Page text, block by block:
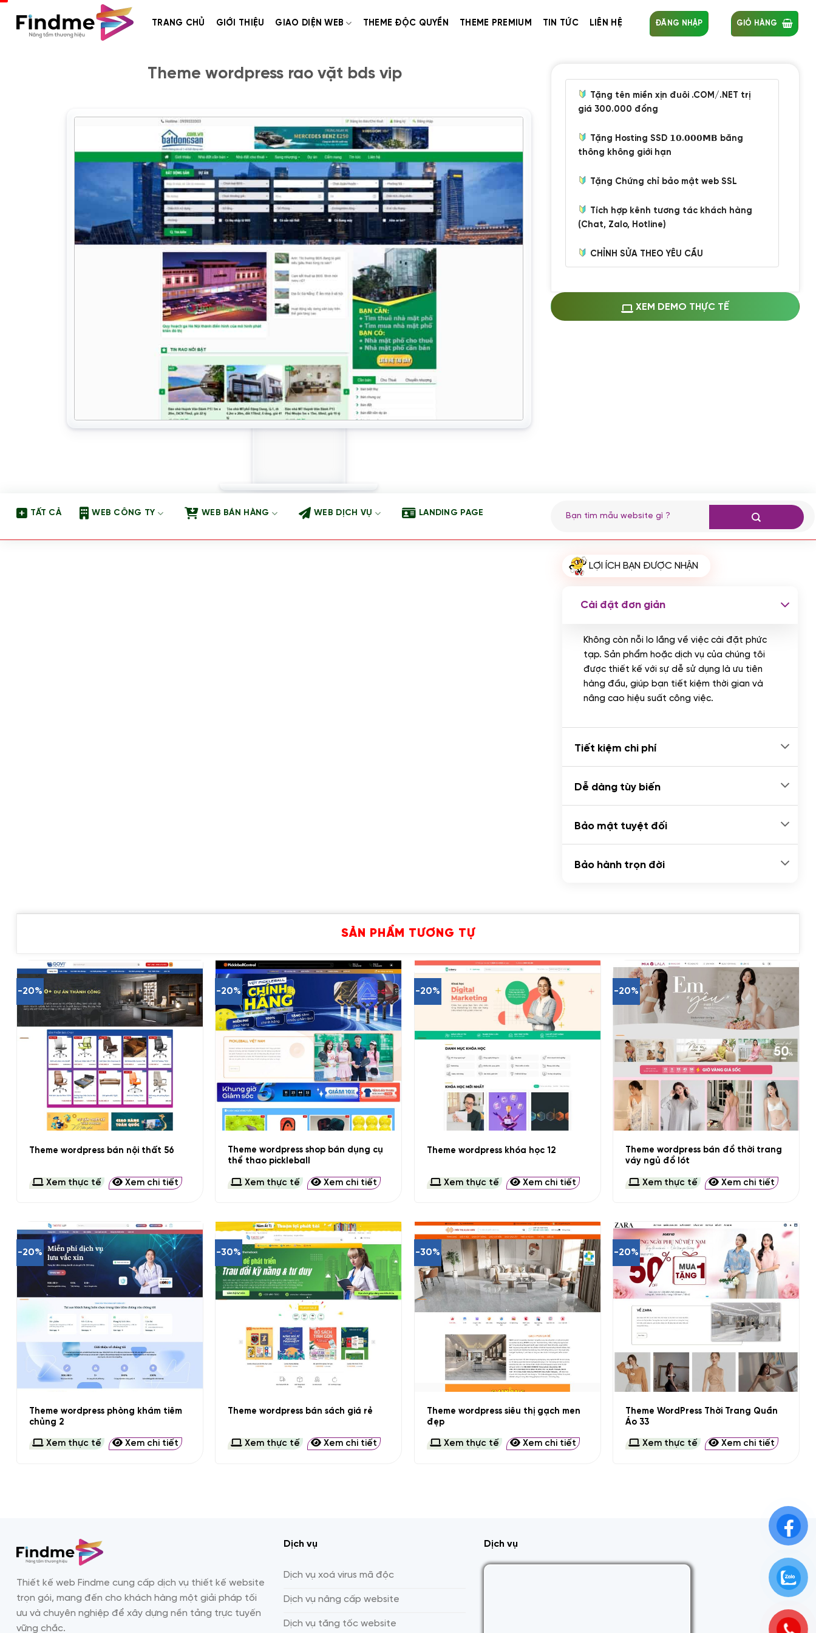
TRANG CHỦ GIỚI THIỆU GIAO DIỆN WEB THEME ĐỘC QUYỀN THEME PREMIUM TIN TỨC LIÊN HỆ ĐĂNG NHẬP GIỎ HÀNG
Theme wordpress rao vặt bds vip
Tặng tên miền xịn đuôi .COM/.NET trị
giá 300.000 đồng
Tặng Hosting SSD 𝟭𝟬.𝟬𝟬𝟬𝗠𝗕 băng
thông không giới hạn
Tặng Chứng chỉ bảo mật web SSL
Tích hợp kênh tương tác khách hàng
(Chat, Zalo, Hotline)
CHỈNH SỬA THEO YÊU CẦU
Thay logo + thông tin doanh nghiệp
(+100.000 VND)
Cài đặt plugin theo yêu cầu
(+100.000 VND)
qua ngân hàng vietcombank,
XEM DEMO THỰC TẾ
TẤT CẢ WEB CÔNG TY WEB BÁN HÀNG WEB DỊCH VỤ LANDING PAGE
kiếm:
LỢI ÍCH BẠN ĐƯỢC NHẬN
Cài đặt đơn giản
Không còn nỗi lo lắng về việc cài đặt phức
tạp. Sản phẩm hoặc dịch vụ của chúng tôi
được thiết kế với sự dễ sử dụng là ưu tiên
hàng đầu, giúp bạn tiết kiệm thời gian và
nâng cao hiệu suất công việc.
Tiết kiệm chi phí
Dễ dàng tùy biến
Bảo mật tuyệt đối
Bảo hành trọn đời
SẢN PHẨM TƯƠNG TỰ
-20%
Theme wordpress bán nội thất 56
Xem thực tế Xem chi tiết
-20%
+
Theme wordpress shop bán dụng cụ
thể thao pickleball
Xem thực tế Xem chi tiết
-20%
Theme wordpress khóa học 12
Xem thực tế Xem chi tiết
-20%
+
Theme wordpress bán đồ thời trang
váy ngủ đồ lót
Xem thực tế Xem chi tiết
-20%
Theme wordpress phòng khám tiêm
chủng 2
Xem thực tế Xem chi tiết
-30%
Theme wordpress bán sách giá rẻ
Xem thực tế Xem chi tiết
-30%
Theme wordpress siêu thị gạch men
đẹp
Xem thực tế Xem chi tiết
-20%
+
Theme WordPress Thời Trang Quần
Áo 33
Xem thực tế Xem chi tiết
Thiết kế web Findme cung cấp dịch vụ thiết kế website
trọn gói, mang đến cho khách hàng một giải pháp tối
ưu và chuyên nghiệp để xây dựng nền tảng trực tuyến
vững chắc.
Dịch vụ
Dịch vụ xoá virus mã độc
Dịch vụ nâng cấp website
Dịch vụ tăng tốc website
Dịch vụ